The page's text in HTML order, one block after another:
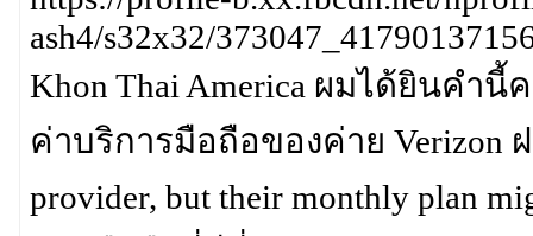
ash4/s32x32/
Khon Thai America ผมได้ยินคำ
ค่าบริการมือถือของค่าย Verizon ฝ
provider, but their monthly plan